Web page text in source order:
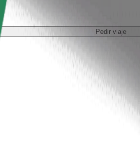
Pedir viaje